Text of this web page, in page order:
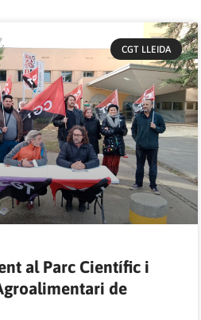
CGT LLEIDA
al Parc Científic i
de